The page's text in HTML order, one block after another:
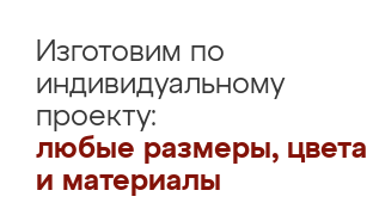
Изготовим по
индивидуальному
проекту:
любые размеры, цвета
и материалы